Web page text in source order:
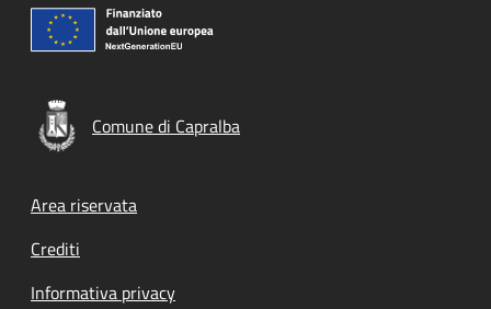
Comune di Capralba
Footer menu
Area riservata
Crediti
Informativa privacy